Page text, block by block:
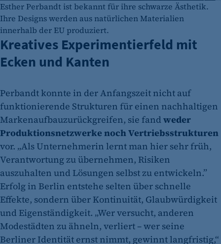
Esther Perbandt ist bekannt für ihre schwarze Ästhetik.
Ihre Designs werden aus natürlichen Materialien
innerhalb der EU produziert.
Kreatives Experimentierfeld mit
Ecken und Kanten
Perbandt konnte in der Anfangszeit nicht auf
funktionierende Strukturen für einen nachhaltigen
Markenaufbauzurückgreifen, sie fandweder
Produktionsnetzwerke noch Vertriebsstrukturen
vor. „Als Unternehmerin lernt man hier sehr früh,
Verantwortung zu übernehmen, Risiken
auszuhalten und Lösungen selbst zu entwickeln.”
Erfolg in Berlin entstehe selten über schnelle
Effekte, sondern über Kontinuität, Glaubwürdigkeit
und Eigenständigkeit. „Wer versucht, anderen
Modestädten zu ähneln, verliert – wer seine
Berliner Identität ernst nimmt, gewinnt langfristig,“